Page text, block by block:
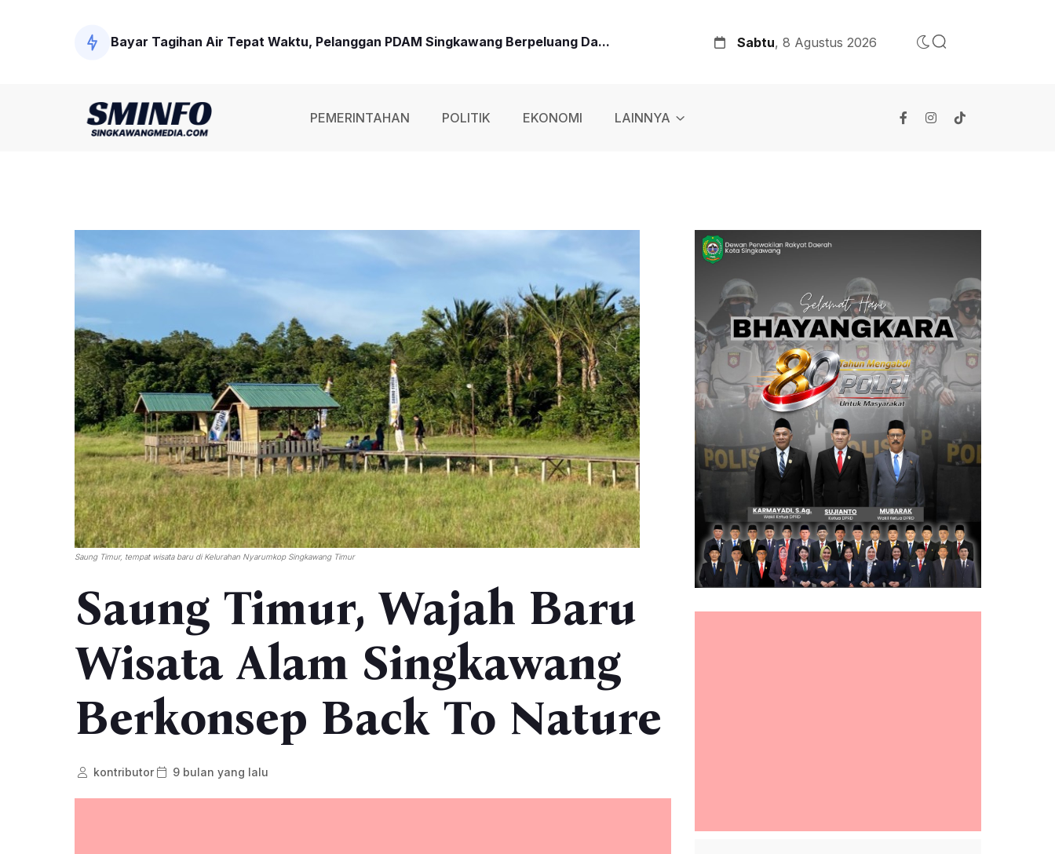
Bayar Tagihan Air Tepat Waktu, Pelanggan PDAM Singkawang Berpeluang Da... Sabtu, 8 Agustus 2026
PEMERINTAHAN POLITIK EKONOMI LAINNYA
Saung Timur, tempat wisata baru di Kelurahan Nyarumkop Singkawang Timur
Saung Timur, Wajah Baru
Wisata Alam Singkawang
Berkonsep Back To Nature
kontributor 9 bulan yang lalu